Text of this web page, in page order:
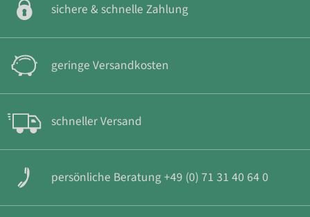
sichere & schnelle Zahlung
geringe Versandkosten
schneller Versand
persönliche Beratung +49 (0) 71 31 40 64 0